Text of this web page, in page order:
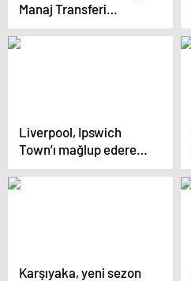
Manaj Transferi
Hakkında Açıklama
Yaptı
Liverpool, Ipswich
Town’ı mağlup ederek
sezona 3 puanla
başladı
Karşıyaka, yeni sezon